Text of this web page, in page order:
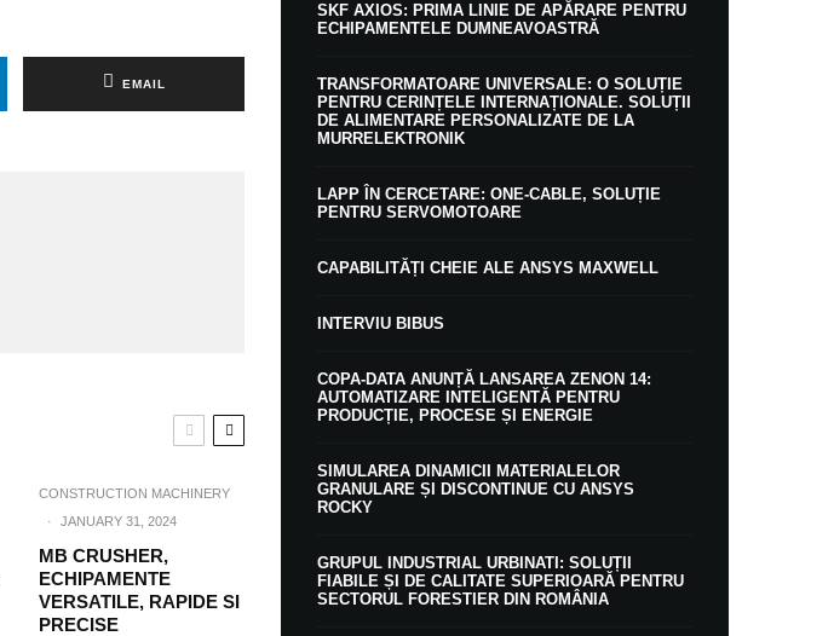
EMAIL
CONSTRUCTION MACHINERY
·
JANUARY 31, 2024
MB CRUSHER,
ECHIPAMENTE
VERSATILE, RAPIDE SI
PRECISE
SKF AXIOS: PRIMA LINIE DE APĂRARE PENTRU
ECHIPAMENTELE DUMNEAVOASTRĂ
TRANSFORMATOARE UNIVERSALE: O SOLUȚIE
PENTRU CERINȚELE INTERNAȚIONALE. SOLUȚII
DE ALIMENTARE PERSONALIZATE DE LA
MURRELEKTRONIK
LAPP ÎN CERCETARE: ONE-CABLE, SOLUȚIE
PENTRU SERVOMOTOARE
CAPABILITĂȚI CHEIE ALE ANSYS MAXWELL
INTERVIU BIBUS
COPA-DATA ANUNȚĂ LANSAREA ZENON 14:
AUTOMATIZARE INTELIGENTĂ PENTRU
PRODUCȚIE, PROCESE ȘI ENERGIE
SIMULAREA DINAMICII MATERIALELOR
GRANULARE ȘI DISCONTINUE CU ANSYS
ROCKY
GRUPUL INDUSTRIAL URBINATI: SOLUȚII
FIABILE ȘI DE CALITATE SUPERIOARĂ PENTRU
SECTORUL FORESTIER DIN ROMÂNIA